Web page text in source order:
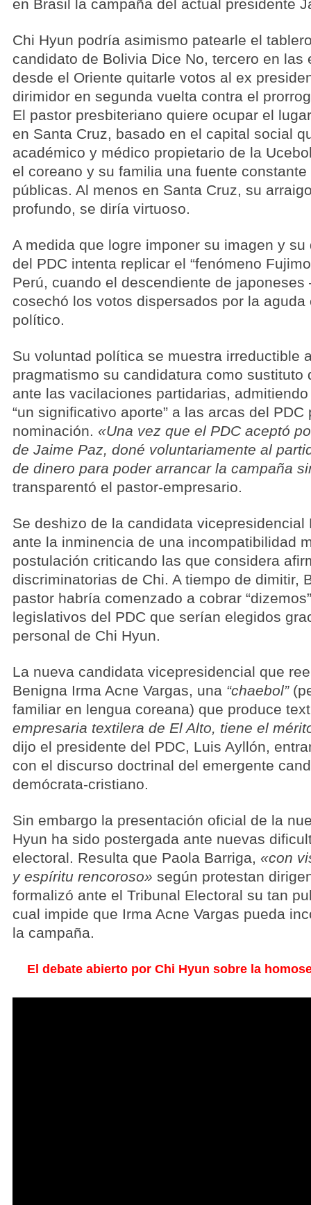
en Brasil la campaña del actual presidente
Chi Hyun podría asimismo patearle el
candidato de Bolivia Dice No, tercero en las
desde el Oriente quitarle votos al ex
dirimidor en segunda vuelta contra el
El pastor presbiteriano quiere ocupar el
en Santa Cruz, basado en el capital social
académico y médico propietario de la
el coreano y su familia una fuente
públicas. Al menos en Santa Cruz, su
profundo, se diría virtuoso.
A medida que logre imponer su imagen y
del PDC intenta replicar el “fenómeno
Perú, cuando el descendiente de
cosechó los votos dispersados por la
político.
Su voluntad política se muestra irreductible
pragmatismo su candidatura como sustituto
ante las vacilaciones partidarias,
“un significativo aporte” a las arcas del
nominación. «Una vez que el PDC aceptó
de Jaime Paz, doné voluntariamente al
de dinero para poder arrancar la campaña
transparentó el pastor-empresario.
Se deshizo de la candidata vicepresidencial
ante la inminencia de una incompatibilidad
postulación criticando las que considera
discriminatorias de Chi. A tiempo de dimitir,
pastor habría comenzado a cobrar
legislativos del PDC que serían elegidos
personal de Chi Hyun.
La nueva candidata vicepresidencial que
Benigna Irma Acne Vargas, una “chaebol”
familiar en lengua coreana) que produce
empresaria textilera de El Alto, tiene el
dijo el presidente del PDC, Luis Ayllón,
con el discurso doctrinal del emergente
demócrata-cristiano.
Sin embargo la presentación oficial de la
Hyun ha sido postergada ante nuevas
electoral. Resulta que Paola Barriga, «con
y espíritu rencoroso» según protestan
formalizó ante el Tribunal Electoral su tan
cual impide que Irma Acne Vargas pueda
la campaña.
El debate abierto por Chi Hyun sobre la